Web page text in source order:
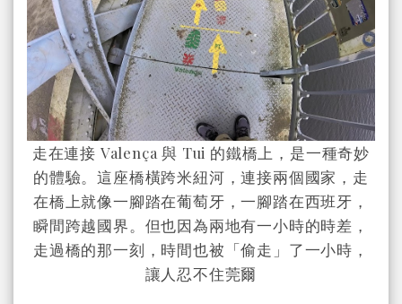
走在連接 Valença 與 Tui 的鐵橋上，是一種奇妙
的體驗。這座橋橫跨米紐河，連接兩個國家，走
在橋上就像一腳踏在葡萄牙，一腳踏在西班牙，
瞬間跨越國界。但也因為兩地有一小時的時差，
走過橋的那一刻，時間也被「偷走」了一小時，
讓人忍不住莞爾